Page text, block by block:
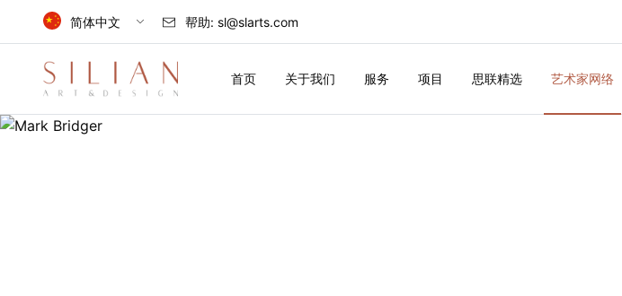
简体中文
Select Language
简体中文
English
帮助: sl@slarts.com
首页 关于我们 服务 项目 思联精选 艺术家网络